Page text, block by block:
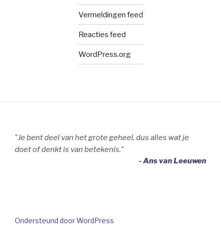
Vermeldingen feed
Reacties feed
WordPress.org
"Je bent deel van het grote geheel, dus alles wat je
doet of denkt is van betekenis."
- Ans van Leeuwen
Ondersteund door WordPress